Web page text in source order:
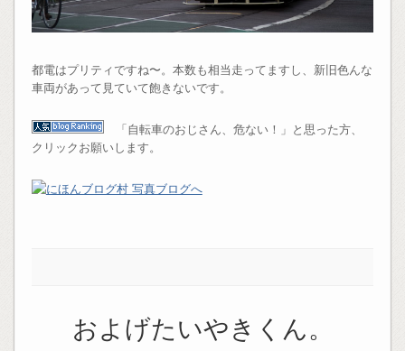
都電はプリティですね〜。本数も相当走ってますし、新旧色んな
車両があって見ていて飽きないです。
「自転車のおじさん、危ない！」と思った方、
クリックお願いします。
およげたいやきくん。